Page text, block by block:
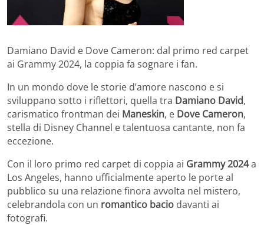
Damiano David e Dove Cameron: dal primo red carpet
ai Grammy 2024, la coppia fa sognare i fan.
In un mondo dove le storie d’amore nascono e si
sviluppano sotto i riflettori, quella tra Damiano David,
carismatico frontman dei Maneskin, e Dove Cameron,
stella di Disney Channel e talentuosa cantante, non fa
eccezione.
Con il loro primo red carpet di coppia ai Grammy 2024a
Los Angeles, hanno ufficialmente aperto le porte al
pubblico su una relazione finora avvolta nel mistero,
celebrandola con un romantico bacio davanti ai
fotografi.